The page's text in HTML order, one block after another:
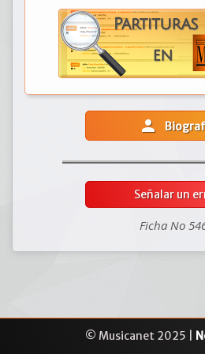
person
Señalar un
Ficha No
© Musicanet 2025 |